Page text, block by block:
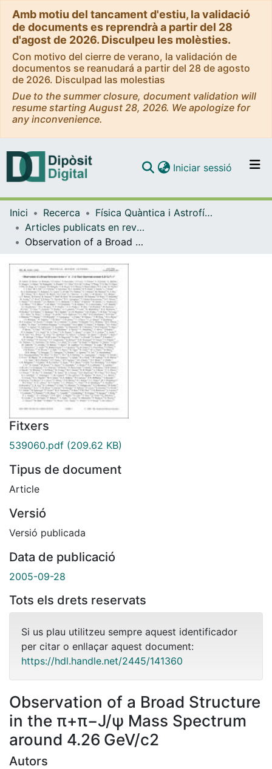
Amb motiu del tancament d'estiu, la validació
de documents es reprendrà a partir del 28
d'agost de 2026. Disculpeu les molèsties.
Con motivo del cierre de verano, la validación de
documentos se reanudará a partir del 28 de agosto
de 2026. Disculpad las molestias
Due to the summer closure, document validation will
resume starting August 28, 2026. We apologize for
any inconvenience.
Navega per tot el DD
Com publicar
Contacte
Iniciar sessió (current)
Inici Recerca
Física Quàntica i Astrofísica
Articles publicats en revistes (Física Quàntica i Astrofísica)
Observation of a Broad Structure in the π+π−J/ψ Mass Spectrum around 4.26 GeV/c2
Fitxers
539060.pdf (209.62 KB)
Tipus de document
Article
Versió
Versió publicada
Data de publicació
2005-09-28
Tots els drets reservats
Si us plau utilitzeu sempre aquest identificador
per citar o enllaçar aquest document:
https://hdl.handle.net/2445/141360
Observation of a Broad Structure
in the π+π−J/ψ Mass Spectrum
around 4.26 GeV/c2
Autors